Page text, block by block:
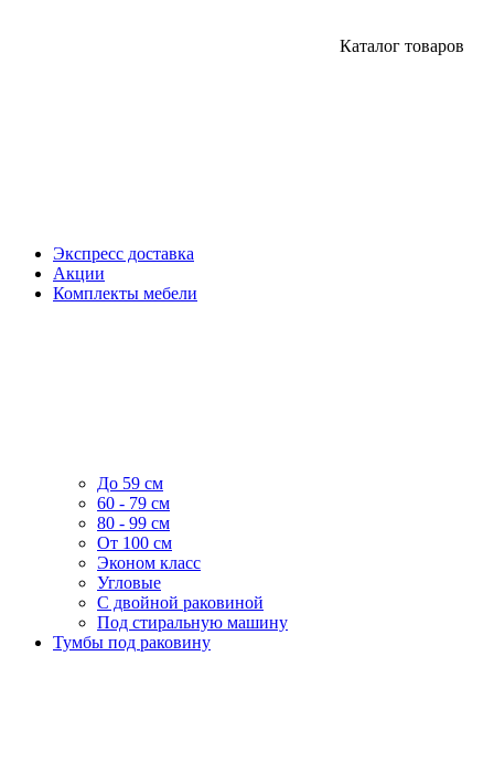
Каталог товаров
Экспресс доставка
Акции
Комплекты мебели
До 59 см
60 - 79 см
80 - 99 см
От 100 см
Эконом класс
Угловые
С двойной раковиной
Под стиральную машину
Тумбы под раковину